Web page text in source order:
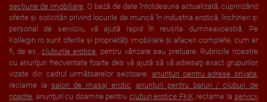
secţiune de imobiliare . O bază de date întotdeauna actualizată, cuprinzând
oferte şi solicitări privind locurile de muncă în industria erotică, închirieri şi
personal de serviciu, vă ajută rapid în reuşita dumneavoastră. Pe
Kollegin.ro sunt oferite şi proprietăţi imobiliare şi afaceri complete, cum ar
fi, de ex., cluburile erotice , pentru vânzare sau preluare. Rubricile noastre
cu anunţuri frecventate foarte des vă ajută să vă adresaţi exact grupurilor
vizate din cadrul următoarelor sectoare: anunţuri pentru adrese private
reclame la salon de masaj erotic
anunţuri pentru baruri / cluburi de
noapte , anunţuri cu doamne pentru cluburi erotice FKK, reclame la servicii